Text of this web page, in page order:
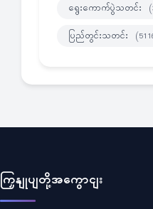
ရွေးကောက်ပွဲသတင်း
ပြည်တွင်းသတင်း
ကြှနျုပျတို့အကွောငျး